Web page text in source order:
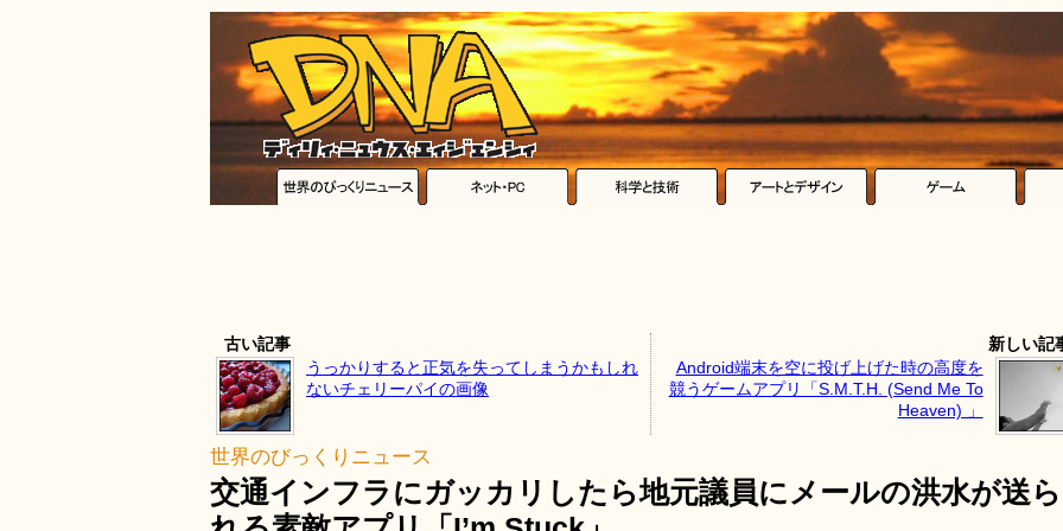
古い記事
うっかりすると正気を失ってしまうかもしれ
ないチェリーパイの画像
新しい記
Android端末を空に投げ上げた時の高度を
競うゲームアプリ「S.M.T.H. (Send Me To
Heaven) 」
世界のびっくりニュース
交通インフラにガッカリしたら地元議員にメールの洪水が送ら